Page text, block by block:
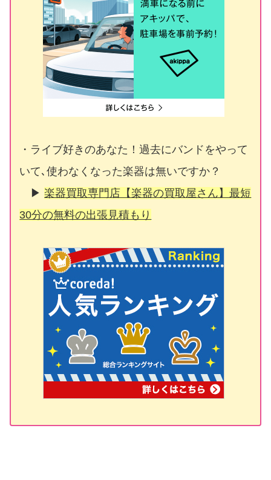
・ライブ好きのあなた！過去にバンドをやって
いて､使わなくなった楽器は無いですか？
▶楽器買取専門店【楽器の買取屋さん】最短
30分の無料の出張見積もり